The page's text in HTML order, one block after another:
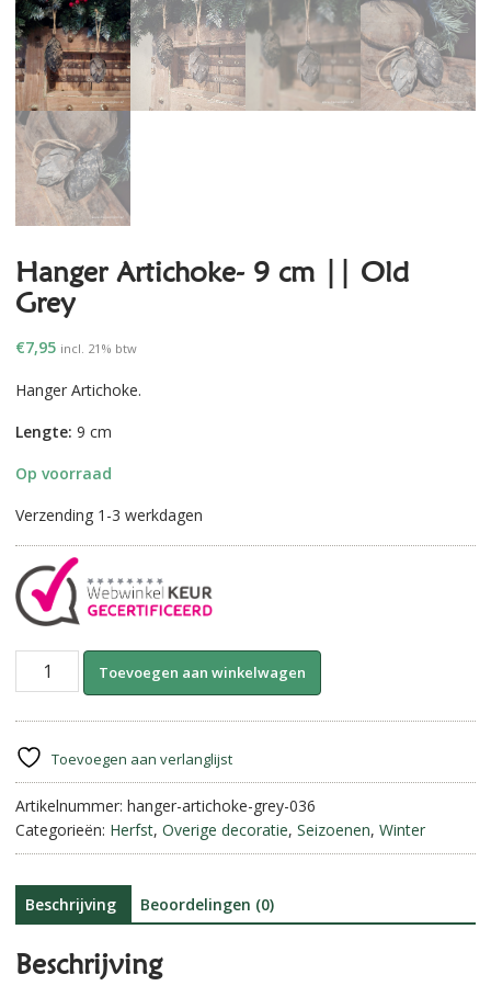
Hanger Artichoke- 9 cm || Old
Grey
€7,95 incl. 21% btw
Hanger Artichoke.
Lengte: 9 cm
Op voorraad
Verzending 1-3 werkdagen
Hanger
Artichoke-
||
Old
Grey
aantal
Toevoegen aan winkelwagen
n
t
i
:
Toevoegen aan verlanglijst
Artikelnummer: hanger-artichoke-grey-036
Categorieën: Herfst, Overige decoratie, Seizoenen, Winter
Beschrijving Beoordelingen (0)
Beschrijving